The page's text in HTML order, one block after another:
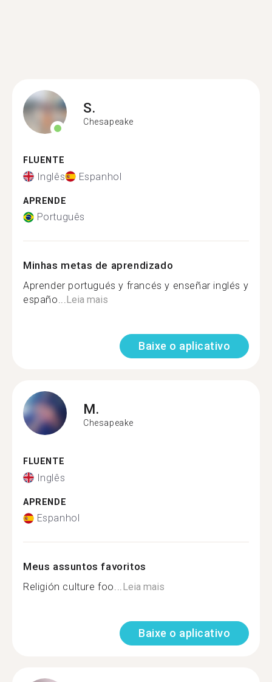
S.
Chesapeake
FLUENTE
Inglês Espanhol
APRENDE
Português
Minhas metas de aprendizado
Aprender portugués y francés y enseñar inglés y
españo...Leia mais
Baixe o aplicativo
M.
Chesapeake
FLUENTE
Inglês
APRENDE
Espanhol
Meus assuntos favoritos
Religión culture foo...Leia mais
Baixe o aplicativo